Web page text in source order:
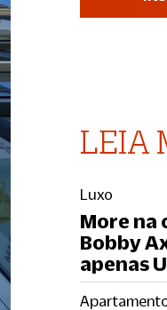
LEIA
Luxo
More na
Bobby
apenas